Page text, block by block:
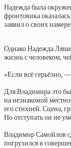
Надежда была
фронтовика
заявил о своих
Однако Надежда
жизнь с человеком,
«Если всё серьёзно,
Для Владимира это
на незнакомой
его стихией. Сцена,
Но отступать он не
Владимир Самойлов
погрузился в